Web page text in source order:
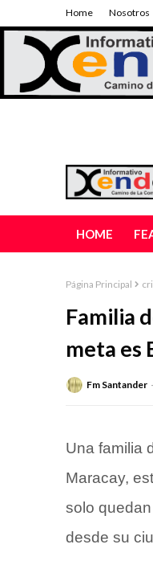
Home Nosotros
HOME
Página Principal
Familia
meta es
Fm Santander
Una familia
Maracay,
solo
desde su